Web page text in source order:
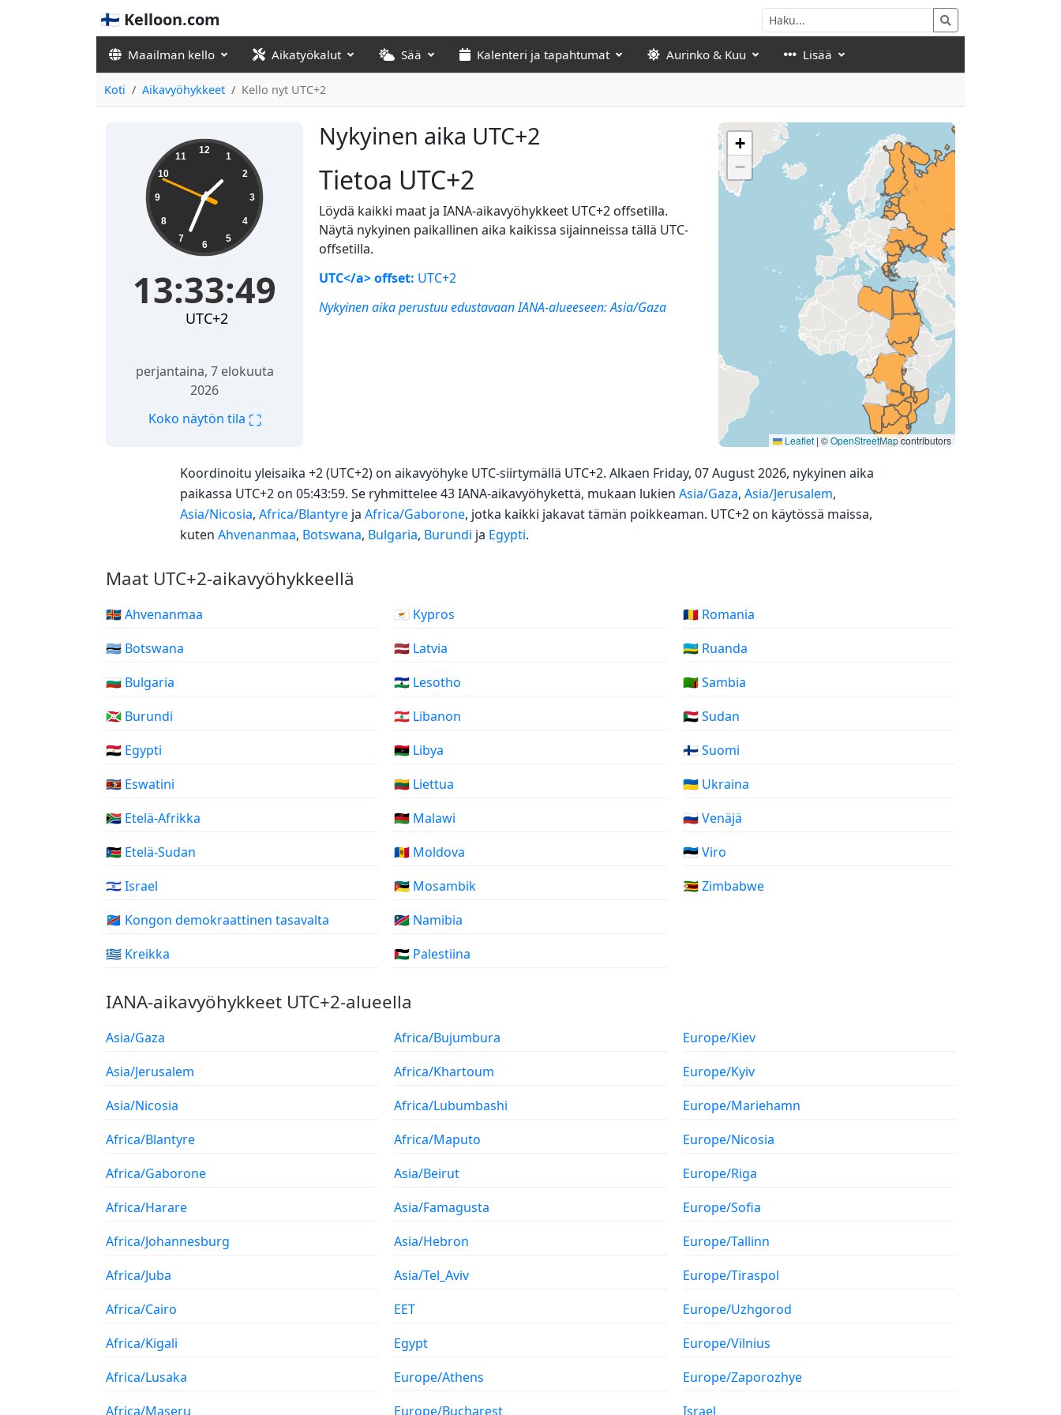
🇫🇮 Kelloon.com
Maailman kello Aikatyökalut Sää Kalenteri ja tapahtumat Aurinko & Kuu Lisää
Koti Aikavyöhykkeet Kello nyt UTC+2
Nykyinen aika UTC+2
13:33:49 12
1
2
3
4
5
6
7
8
9
10
11
13:33:49
UTC+2
perjantaina, 7 elokuuta
2026
Koko näytön tila ⛶
Tietoa UTC+2
Löydä kaikki maat ja IANA-aikavyöhykkeet UTC+2 offsetilla.
Näytä nykyinen paikallinen aika kaikissa sijainneissa tällä UTC-
offsetilla.
UTC</a> offset: UTC+2
Nykyinen aika perustuu edustavaan IANA-alueeseen:Asia/Gaza
+
−
Leaflet | ©OpenStreetMapcontributors
Koordinoitu yleisaika +2 (UTC+2) on aikavyöhyke UTC-siirtymällä UTC+2. Alkaen Friday, 07 August 2026, nykyinen aika
paikassa UTC+2 on 05:43:59. Se ryhmittelee 43 IANA-aikavyöhykettä, mukaan lukien Asia/Gaza, Asia/Jerusalem,
Asia/Nicosia, Africa/Blantyre ja Africa/Gaborone, jotka kaikki jakavat tämän poikkeaman. UTC+2 on käytössä maissa,
kuten Ahvenanmaa, Botswana, Bulgaria, Burundi ja Egypti.
Maat UTC+2-aikavyöhykkeellä
🇦🇽 Ahvenanmaa
🇧🇼 Botswana
🇧🇬 Bulgaria
🇧🇮 Burundi
🇪🇬 Egypti
🇸🇿 Eswatini
🇿🇦 Etelä-Afrikka
🇸🇸 Etelä-Sudan
🇮🇱 Israel
🇨🇩 Kongon demokraattinen tasavalta
🇬🇷 Kreikka
🇨🇾 Kypros
🇱🇻 Latvia
🇱🇸 Lesotho
🇱🇧 Libanon
🇱🇾 Libya
🇱🇹 Liettua
🇲🇼 Malawi
🇲🇩 Moldova
🇲🇿 Mosambik
🇳🇦 Namibia
🇵🇸 Palestiina
🇷🇴 Romania
🇷🇼 Ruanda
🇿🇲 Sambia
🇸🇩 Sudan
🇫🇮 Suomi
🇺🇦 Ukraina
🇷🇺 Venäjä
🇪🇪 Viro
🇿🇼 Zimbabwe
IANA-aikavyöhykkeet UTC+2-alueella
Asia/Gaza
Asia/Jerusalem
Asia/Nicosia
Africa/Blantyre
Africa/Gaborone
Africa/Harare
Africa/Johannesburg
Africa/Juba
Africa/Cairo
Africa/Kigali
Africa/Lusaka
Africa/Maseru
Africa/Bujumbura
Africa/Khartoum
Africa/Lubumbashi
Africa/Maputo
Asia/Beirut
Asia/Famagusta
Asia/Hebron
Asia/Tel_Aviv
EET
Egypt
Europe/Athens
Europe/Bucharest
Europe/Kiev
Europe/Kyiv
Europe/Mariehamn
Europe/Nicosia
Europe/Riga
Europe/Sofia
Europe/Tallinn
Europe/Tiraspol
Europe/Uzhgorod
Europe/Vilnius
Europe/Zaporozhye
Israel